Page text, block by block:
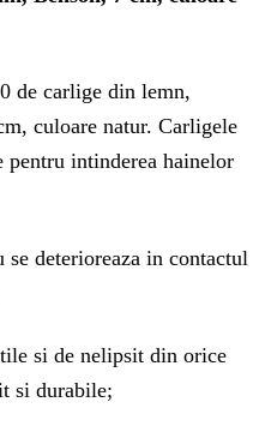
de carlige din lemn,
culoare natur. Carligele
pentru intinderea hainelor
deterioreaza in contactul
si de nelipsit din orice
si durabile;